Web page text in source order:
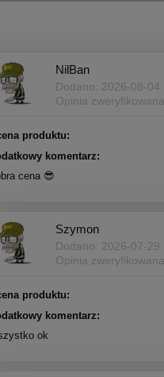
NilBan
Dodano: 2026-08-04
Opinia zweryfikowana
produktu:
komentarz:
cena 😎
Szymon
Dodano: 2026-07-29
Opinia zweryfikowana
produktu:
komentarz:
ok